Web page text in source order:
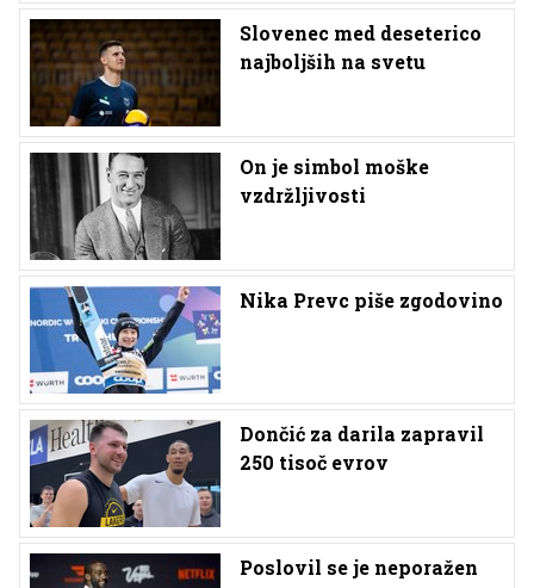
Slovenec med deseterico
najboljših na svetu
On je simbol moške
vzdržljivosti
Nika Prevc piše zgodovino
Dončić za darila zapravil
250 tisoč evrov
Poslovil se je neporažen